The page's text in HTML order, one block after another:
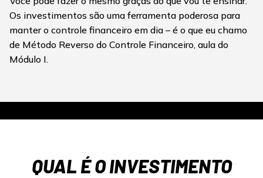
Os investimentos são uma ferramenta poderosa para
manter o controle financeiro em dia – é o que eu chamo
de Método Reverso do Controle Financeiro, aula do
Módulo I.
QUAL É O INVESTIMENTO